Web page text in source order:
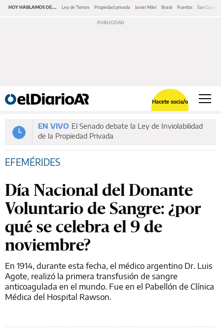
HOY HABLAMOS DE... Ley de Tierras Propiedad privada Javier Milei Brasil Puertos San
Hacete socia/o
EN VIVO El Senado debate la Ley de Inviolabilidad
de la Propiedad Privada
EFEMÉRIDES
Día Nacional del Donante
Voluntario de Sangre: ¿por
qué se celebra el 9 de
noviembre?
En 1914, durante esta fecha, el médico argentino Dr. Luis
Agote, realizó la primera transfusión de sangre
anticoagulada en el mundo. Fue en el Pabellón de Clínica
Médica del Hospital Rawson.